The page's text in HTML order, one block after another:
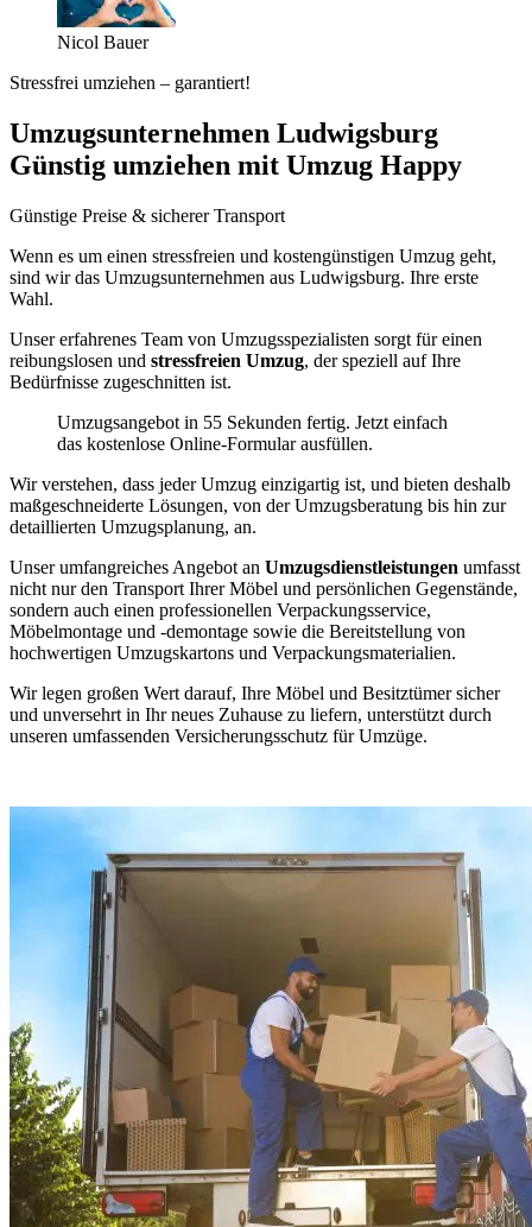
Nicol Bauer
Stressfrei umziehen – garantiert!
Umzugsunternehmen Ludwigsburg
Günstig umziehen mit Umzug Happy
Günstige Preise & sicherer Transport
Wenn es um einen stressfreien und kostengünstigen Umzug geht,
sind wir das Umzugsunternehmen aus Ludwigsburg. Ihre erste
Wahl.
Unser erfahrenes Team von Umzugsspezialisten sorgt für einen
reibungslosen und stressfreien Umzug, der speziell auf Ihre
Bedürfnisse zugeschnitten ist.
Umzugsangebot in 55 Sekunden fertig. Jetzt einfach
das kostenlose Online-Formular ausfüllen.
Wir verstehen, dass jeder Umzug einzigartig ist, und bieten deshalb
maßgeschneiderte Lösungen, von der Umzugsberatung bis hin zur
detaillierten Umzugsplanung, an.
Unser umfangreiches Angebot an Umzugsdienstleistungen umfasst
nicht nur den Transport Ihrer Möbel und persönlichen Gegenstände,
sondern auch einen professionellen Verpackungsservice,
Möbelmontage und -demontage sowie die Bereitstellung von
hochwertigen Umzugskartons und Verpackungsmaterialien.
Wir legen großen Wert darauf, Ihre Möbel und Besitztümer sicher
und unversehrt in Ihr neues Zuhause zu liefern, unterstützt durch
unseren umfassenden Versicherungsschutz für Umzüge.